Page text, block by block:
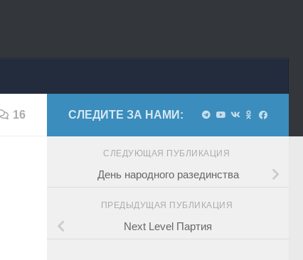
16 СЛЕДИТЕ ЗА НАМИ:
СЛЕДУЮЩАЯ ПУБЛИКАЦИЯ
День народного разединства
ПРЕДЫДУЩАЯ ПУБЛИКАЦИЯ
Next Level Партия